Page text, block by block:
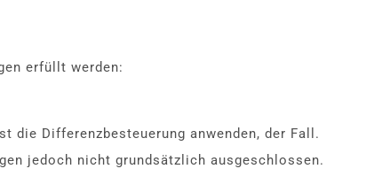
erfüllt werden:
die Differenzbesteuerung anwenden, der Fall.
jedoch nicht grundsätzlich ausgeschlossen.